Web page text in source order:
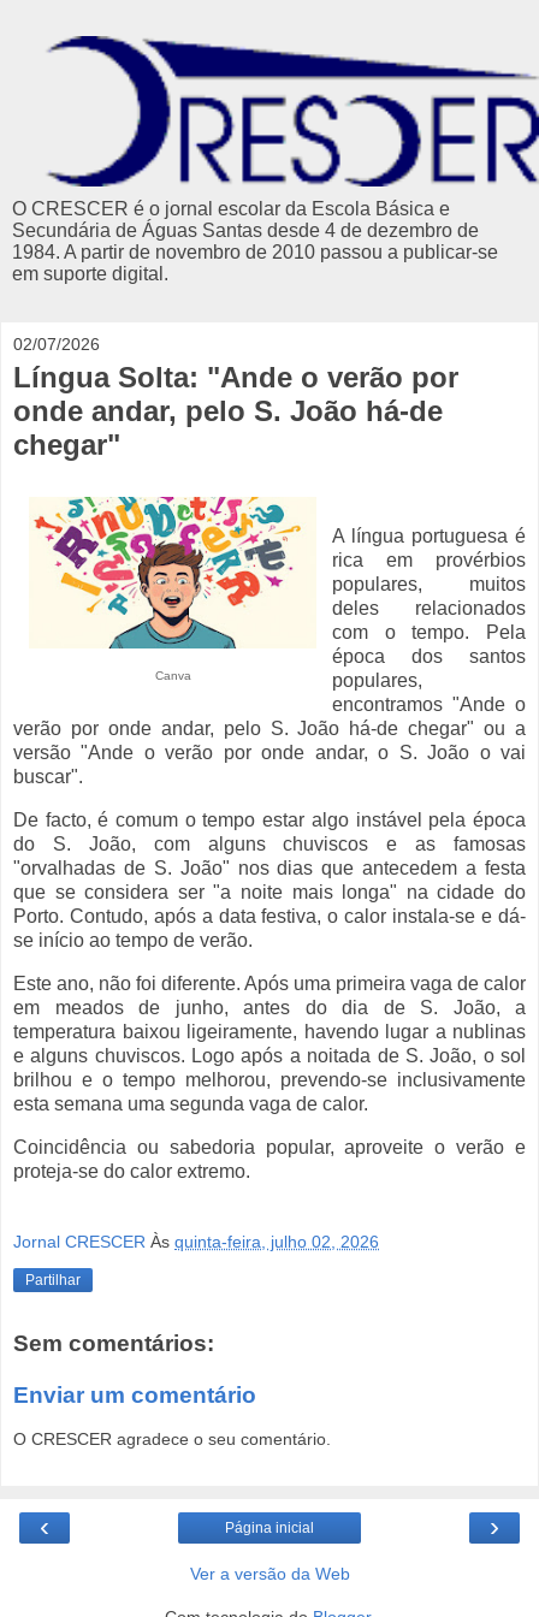
O CRESCER é o jornal escolar da Escola Básica e
Secundária de Águas Santas desde 4 de dezembro de
1984. A partir de novembro de 2010 passou a publicar-se
em suporte digital.
02/07/2026
Língua Solta: "Ande o verão por
onde andar, pelo S. João há-de
chegar"
Canva
A língua portuguesa é
rica em provérbios
populares, muitos
deles relacionados
com o tempo. Pela
época dos santos
populares,
encontramos "Ande o
verão por onde andar, pelo S. João há-de chegar" ou a
versão "Ande o verão por onde andar, o S. João o vai
buscar".
De facto, é comum o tempo estar algo instável pela época
do S. João, com alguns chuviscos e as famosas
"orvalhadas de S. João" nos dias que antecedem a festa
que se considera ser "a noite mais longa" na cidade do
Porto. Contudo, após a data festiva, o calor instala-se e dá-
se início ao tempo de verão.
Este ano, não foi diferente. Após uma primeira vaga de calor
em meados de junho, antes do dia de S. João, a
temperatura baixou ligeiramente, havendo lugar a nublinas
e alguns chuviscos. Logo após a noitada de S. João, o sol
brilhou e o tempo melhorou, prevendo-se inclusivamente
esta semana uma segunda vaga de calor.
Coincidência ou sabedoria popular, aproveite o verão e
proteja-se do calor extremo.
Jornal CRESCER Às quinta-feira, julho 02, 2026
Partilhar
Sem comentários:
Enviar um comentário
O CRESCER agradece o seu comentário.
‹ ›
Página inicial
Ver a versão da Web